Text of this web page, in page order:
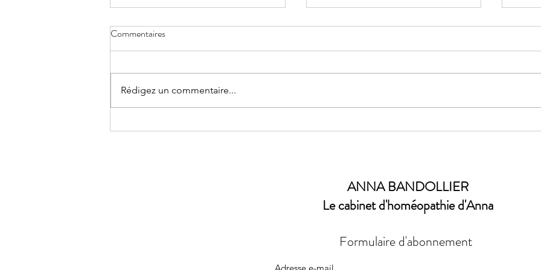
Séance d'information - Méthode
Commentaires
Rédigez un commentaire...
ANNA BANDOLLIER
Le cabinet d'homéopathie d'Anna
Formulaire d'abonnement